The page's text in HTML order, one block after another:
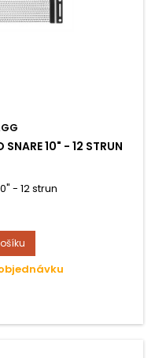
10" - 12 STRUN
- 12 strun